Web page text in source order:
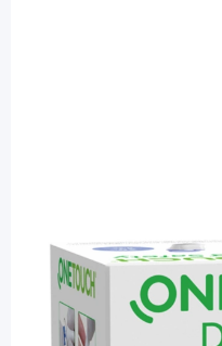
OneTouch
PZN: 17150264 /